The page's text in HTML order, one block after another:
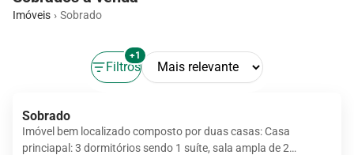
Imóveis Sobrado
Filtros
+1
Sobrado
Imóvel bem localizado composto por duas casas: Casa
princiapal: 3 dormitórios sendo 1 suíte, sala ampla de 2